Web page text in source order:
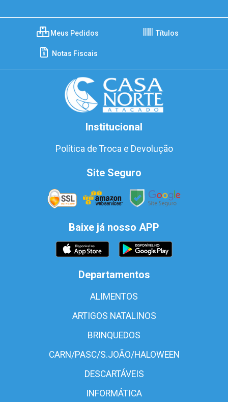
Meus Pedidos Títulos
Notas Fiscais
Institucional
Política de Troca e Devolução
Site Seguro
Baixe já nosso APP
Departamentos
ALIMENTOS
ARTIGOS NATALINOS
BRINQUEDOS
CARN/PASC/S.JOÃO/HALOWEEN
DESCARTÁVEIS
INFORMÁTICA